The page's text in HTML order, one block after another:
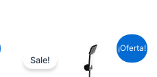
¡Oferta!
Sale!
original
El
precio